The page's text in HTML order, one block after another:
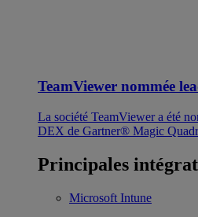
TeamViewer nommée
La société TeamViewer a été
DEX de Gartner® Magic
Principales
Microsoft Intune